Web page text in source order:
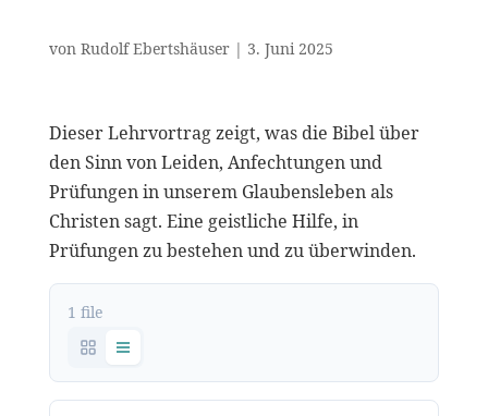
von Rudolf Ebertshäuser| 3. Juni 2025
Dieser Lehrvortrag zeigt, was die Bibel über
den Sinn von Leiden, Anfechtungen und
Prüfungen in unserem Glaubensleben als
Christen sagt. Eine geistliche Hilfe, in
Prüfungen zu bestehen und zu überwinden.
1 file